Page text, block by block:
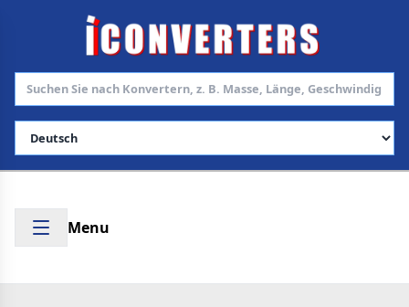
Sprache auswählen
Menu